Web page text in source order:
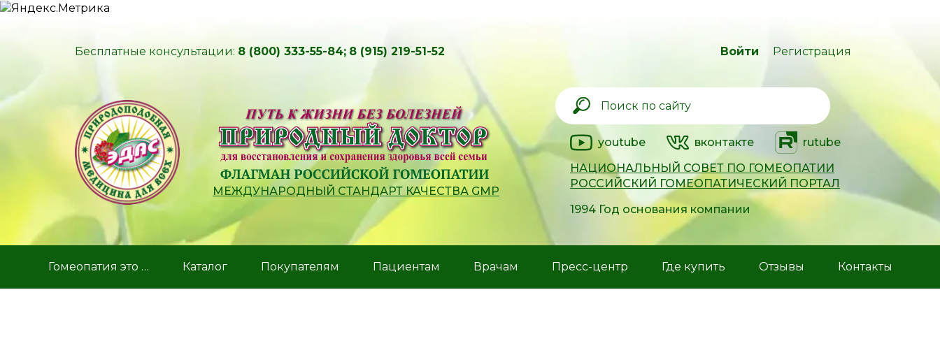
Бесплатные консультации: 8 (800) 333-55-84; 8 (915) 219-51-52 Войти Регистрация
МЕЖДУНАРОДНЫЙ СТАНДАРТ КАЧЕСТВА GMP
youtube вконтакте
rutube
НАЦИОНАЛЬНЫЙ СОВЕТ ПО ГОМЕОПАТИИ
РОССИЙСКИЙ ГОМЕОПАТИЧЕСКИЙ ПОРТАЛ
1994 Год основания компании
Гомеопатия это … Каталог Покупателям Пациентам Врачам Пресс-центр Где купить Отзывы Контакты